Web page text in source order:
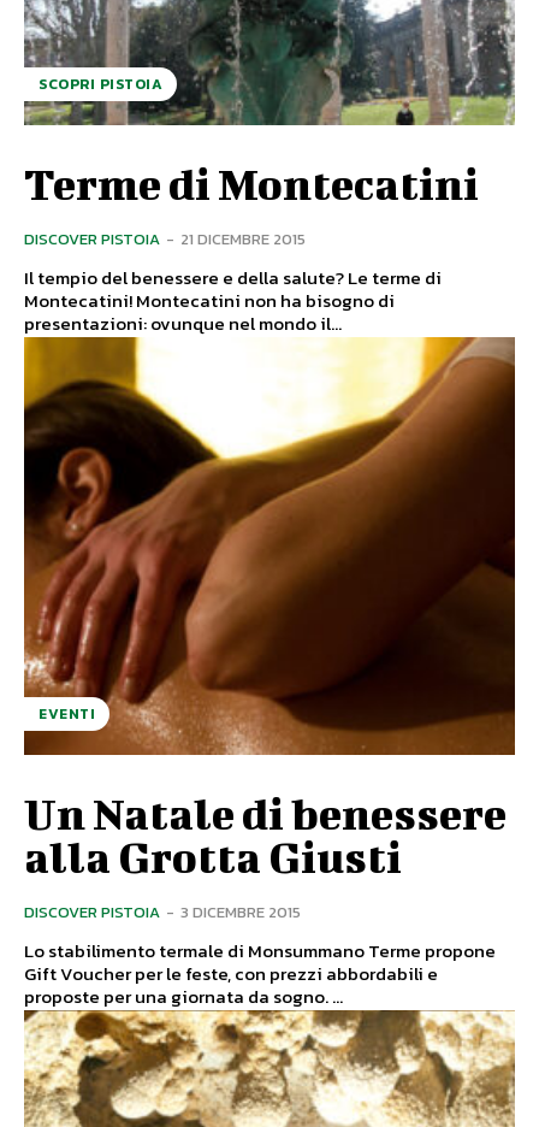
SCOPRI PISTOIA
Terme di Montecatini
DISCOVER PISTOIA - 21 DICEMBRE 2015
Il tempio del benessere e della salute? Le terme di
Montecatini! Montecatini non ha bisogno di
presentazioni: ovunque nel mondo il...
EVENTI
Un Natale di benessere
alla Grotta Giusti
DISCOVER PISTOIA - 3 DICEMBRE 2015
Lo stabilimento termale di Monsummano Terme propone
Gift Voucher per le feste, con prezzi abbordabili e
proposte per una giornata da sogno. ...